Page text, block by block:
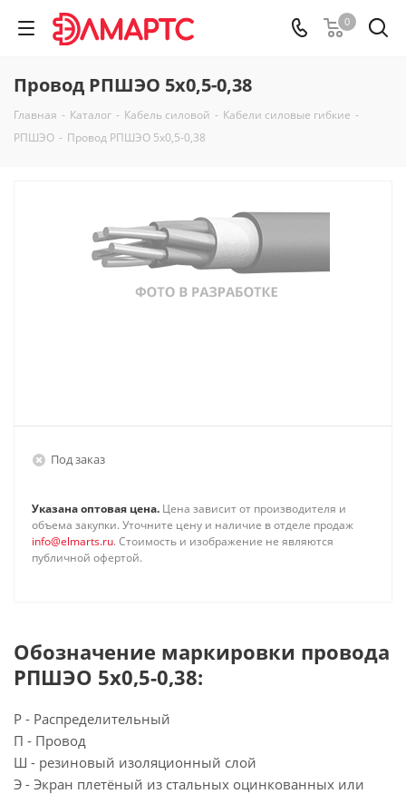
0
Провод РПШЭО 5х0,5-0,38
Главная - Каталог - Кабель силовой - Кабели силовые гибкие -
РПШЭО - Провод РПШЭО 5х0,5-0,38
Под заказ
Указана оптовая цена. Цена зависит от производителя и
объема закупки. Уточните цену и наличие в отделе продаж
info@elmarts.ru. Стоимость и изображение не являются
публичной офертой.
Обозначение маркировки провода
РПШЭО 5х0,5-0,38:
Р - Распределительный
П - Провод
Ш - резиновый изоляционный слой
Э - Экран плетёный из стальных оцинкованных или